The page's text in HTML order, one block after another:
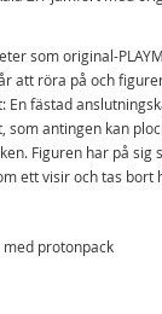
som original-
att röra på och
En fästad
antingen kan
Figuren har på sig
ett visir och tas bort
med protonpack